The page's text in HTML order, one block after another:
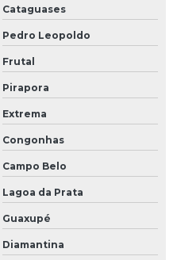
aterro
Cataguases
Pedro Leopoldo
Frutal
Pirapora
Extrema
Congonhas
Campo Belo
Lagoa da Prata
Guaxupé
Diamantina